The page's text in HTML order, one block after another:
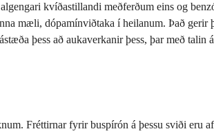
kvíðastillandi meðferðum eins og
mæli, dópamínviðtaka í heilanum. Það gerir
þess að aukaverkanir þess, þar með
Fréttirnar fyrir buspírón á þessu sviði eru